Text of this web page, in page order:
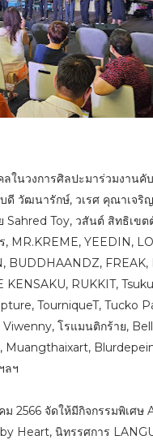
ในวงการศิลปะมาร่วมงานคั
วัฒนารักษ์, วเรศ คุณาเจริ
Sahred Toy, วสันต์ สิทธิเข
MR.KREME, YEEDIN,
BUDDHAANDZ, FREAK,
KENSAKU, RUKKIT,
TourniqueT, Tucko
โรแมนติกร้าย,
Muangthaixart,
ลฯ
ม 2566 จัดให้มีกิจกรรมพิเศษ
Heart, นิทรรศการ